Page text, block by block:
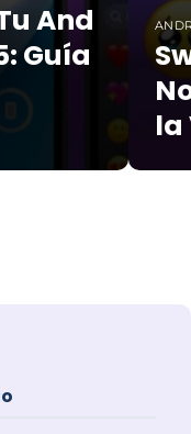
And
Guía
la